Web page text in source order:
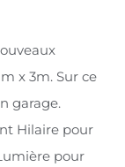
x 3m. Sur ce
garage.
Hilaire pour
pour